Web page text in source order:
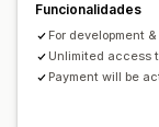
Posição manual
Páginas de
Funcionalidades
For development
Unlimited access
Payment will be